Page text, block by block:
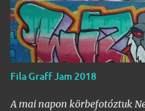
Fila Graff Jam 2018
A mai napon körbefotóztuk